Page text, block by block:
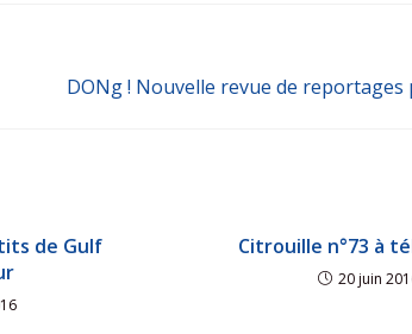
DONg ! Nouvelle revue de reportages
de Gulf
Citrouille n°73 à
20 juin